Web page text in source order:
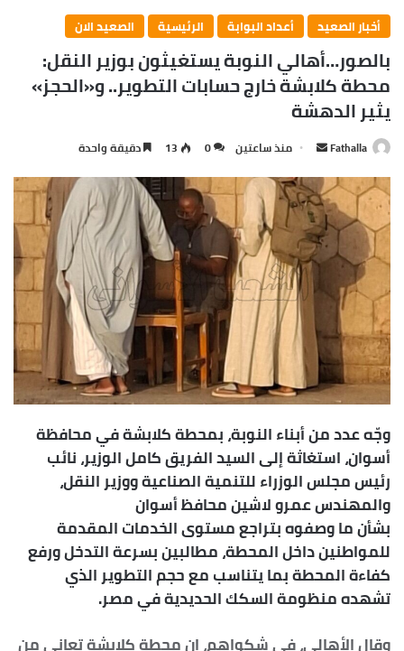
you hit bottom
In life there will be road blocks but we will over come it.
Another one. Learning is cool, but knowing is better, and I
know the key to success. The key to more success is to
get a massage once a week, very important, major key,
cloth talk. I told you all this before, when you have a
swimming pool, do not use chlorine, use salt water, the
healing, salt water is the healing. I’m up to something.
Life is what you make it, so let’s make it. The other day
the grass was brown, now it’s green because I ain’t give
up. Never surrender.